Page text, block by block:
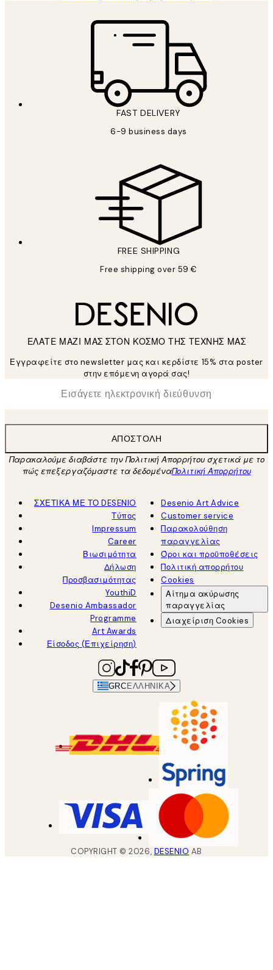
FAST DELIVERY
6-9 business days
FREE SHIPPING
Free shipping over 59 €
ΕΛΑΤΕ ΜΑΖΙ ΜΑΣ ΣΤΟΝ ΚΟΣΜΟ ΤΗΣ ΤΕΧΝΗΣ ΜΑΣ
Εγγραφείτε στο newsletter μας και κερδίστε 15% στα poster
στην επόμενη αγορά σας!
Ηλεκτρονική Διεύθυνση
ΑΠΟΣΤΟΛΉ
Παρακαλούμε διαβάστε την Πολιτική Απορρήτου σχετικά με το
πώς επεξεργαζόμαστε τα δεδομέναΠολιτική Απορρήτου
ΣΧΕΤΙΚΑ ΜΕ ΤΟ DESENIO
Τύπος
Impressum
Career
Βιωσιμότητα
Δήλωση
Προσβασιμότητας
YouthiD
Desenio Ambassador
Programme
Art Awards
Είσοδος (Επιχείρηση)
Desenio Art Advice
Customer service
Παρακολούθηση
παραγγελίας
Όροι και προϋποθέσεις
Πολιτική απορρήτου
Cookies
Αίτημα ακύρωσης
παραγγελίας
Διαχείριση Cookies
GRC ΕΛΛΗΝΙΚΆ
COPYRIGHT ©2026, DESENIO AB